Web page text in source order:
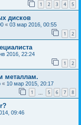
1 2 3 4 5
дисков
« 03 мар 2016, 00:55
1 2
2016, 22:24
1 2
металлам.
« 10 мар 2015, 20:17
1 5 6 7 8
09:46